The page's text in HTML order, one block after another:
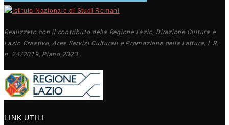
Realizzato con il contributo della Regione Lazio, Direzione Cultura e
Lazio Creativo, Area Servizi Culturali e Promozione della Lettura, L.R.
n. 24/2019, Piano 2023.
LINK UTILI